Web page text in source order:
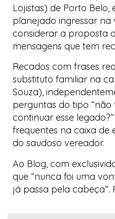
Lojistas) de Porto
planejado ingressar na
considerar a proposta
mensagens que tem
Recados com frases
substituto familiar na
Souza),
perguntas do tipo
continuar esse
frequentes na caixa
do saudoso vereador.
Ao Blog, com
que “nunca foi uma
já passa pela cabeça”.